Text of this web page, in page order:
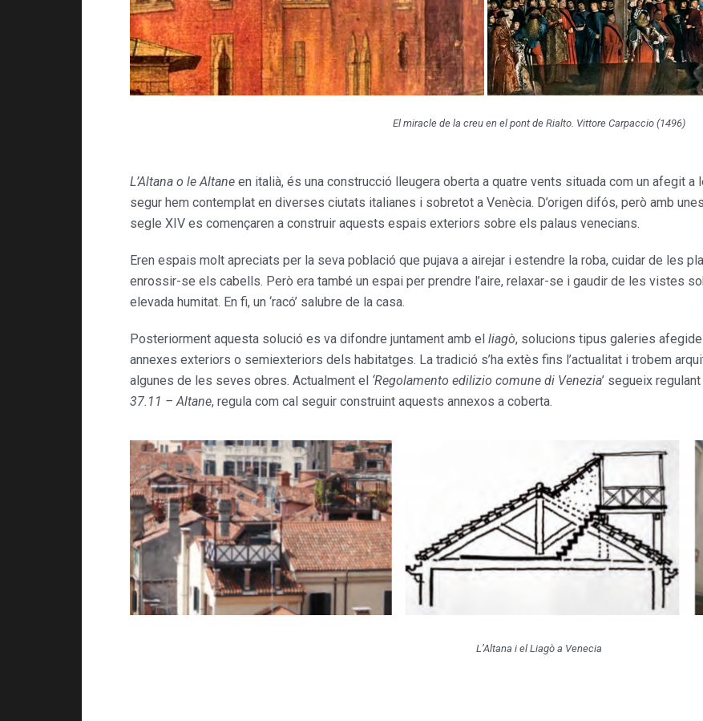
El miracle de la creu en el pont de Rialto. Vittore Carpaccio (1496)
L’Altana o le Altane en italià, és una construcció lleugera oberta a quatre vents situada com un afegit
segur hem contemplat en diverses ciutats italianes i sobretot a Venècia. D’origen difós, però amb
segle XIV es començaren a construir aquests espais exteriors sobre els palaus venecians.
Eren espais molt apreciats per la seva població que pujava a airejar i estendre la roba, cuidar de les
enrossir-se els cabells. Però era també un espai per prendre l’aire, relaxar-se i gaudir de les vistes
elevada humitat. En fi, un ‘racó’ salubre de la casa.
Posteriorment aquesta solució es va difondre juntament amb el liagò, solucions tipus galeries
annexes exteriors o semiexteriors dels habitatges. La tradició s’ha extès fins l’actualitat i trobem
algunes de les seves obres. Actualment el ‘Regolamento edilizio comune di Venezia’ segueix
37.11 – Altane, regula com cal seguir construint aquests annexos a coberta.
L’Altana i el Liagò a Venecia